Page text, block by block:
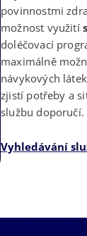
povinnostmi
možnost využití
doléčovací
maximálně
návykových
zjistí potřeby a
službu doporučí.
Vyhledávání